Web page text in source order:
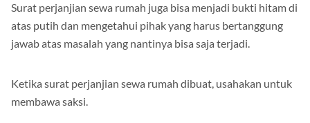
Surat perjanjian sewa rumah juga bisa menjadi bukti hitam di
atas putih dan mengetahui pihak yang harus bertanggung
jawab atas masalah yang nantinya bisa saja terjadi.
Ketika surat perjanjian sewa rumah dibuat, usahakan untuk
membawa saksi.